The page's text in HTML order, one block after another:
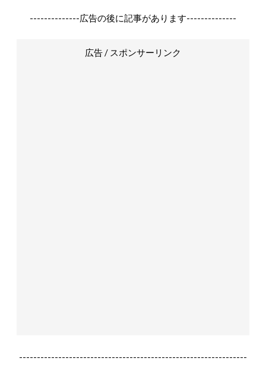
--------------広告の後に記事があります--------------
広告 / スポンサーリンク
----------------------------------------------------------------